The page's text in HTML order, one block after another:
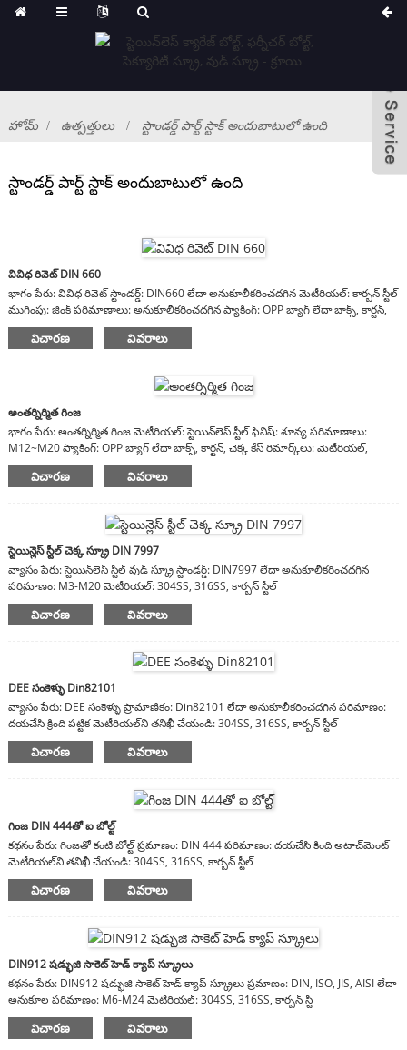
హోమ్ ఉత్పత్తులు స్టాండర్డ్ పార్ట్ స్టాక్ అందుబాటులో ఉంది
స్టాండర్డ్ పార్ట్ స్టాక్ అందుబాటులో ఉంది
వివిధ రివెట్ DIN 660
భాగం పేరు: వివిధ రివెట్ స్టాండర్డ్: DIN660 లేదా అనుకూలీకరించదగిన మెటీరియల్: కార్బన్ స్టీల్
ముగింపు: జింక్ పరిమాణాలు: అనుకూలీకరించదగిన ప్యాకింగ్: OPP బ్యాగ్ లేదా బాక్స్, కార్టన్,
చెక్క కేస్ వ్యాఖ్యలు: మెటీరియల్, ముగింపు, పరిమాణాలు అనుకూలీకరించదగినవి
విచారణ వివరాలు
అంతర్నిర్మిత గింజ
భాగం పేరు: అంతర్నిర్మిత గింజ మెటీరియల్: స్టెయిన్‌లెస్ స్టీల్ ఫినిష్: శూన్య పరిమాణాలు:
M12~M20 ప్యాకింగ్: OPP బ్యాగ్ లేదా బాక్స్, కార్టన్, చెక్క కేస్ రిమార్క్‌లు: మెటీరియల్,
ముగింపు, పరిమాణాలు అనుకూలీకరించదగినవి
విచారణ వివరాలు
స్టెయిన్లెస్ స్టీల్ చెక్క స్క్రూ DIN 7997
వ్యాసం పేరు: స్టెయిన్‌లెస్ స్టీల్ వుడ్ స్క్రూ స్టాండర్డ్: DIN7997 లేదా అనుకూలీకరించదగిన
పరిమాణం: M3-M20 మెటీరియల్: 304SS, 316SS, కార్బన్ స్టీల్
విచారణ వివరాలు
DEE సంకెళ్ళు Din82101
వ్యాసం పేరు: DEE సంకెళ్ళు ప్రామాణికం: Din82101 లేదా అనుకూలీకరించదగిన పరిమాణం:
దయచేసి క్రింది పట్టిక మెటీరియల్‌ని తనిఖీ చేయండి: 304SS, 316SS, కార్బన్ స్టీల్
విచారణ వివరాలు
గింజ DIN 444తో ఐ బోల్ట్
కథనం పేరు: గింజతో కంటి బోల్ట్ ప్రమాణం: DIN 444 పరిమాణం: దయచేసి కింది అటాచ్‌మెంట్
మెటీరియల్‌ని తనిఖీ చేయండి: 304SS, 316SS, కార్బన్ స్టీల్
విచారణ వివరాలు
DIN912 షడ్భుజి సాకెట్ హెడ్ క్యాప్ స్క్రూలు
కథనం పేరు: DIN912 షడ్భుజి సాకెట్ హెడ్ క్యాప్ స్క్రూలు ప్రమాణం: DIN, ISO, JIS, AISI లేదా
అనుకూల పరిమాణం: M6-M24 మెటీరియల్: 304SS, 316SS, కార్బన్ స్టీ
విచారణ వివరాలు